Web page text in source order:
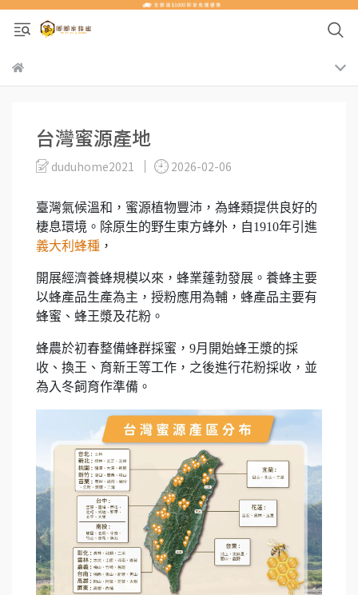
台灣蜜源產地
duduhome2021 2026-02-06
臺灣氣候溫和，蜜源植物豐沛，為蜂類提供良好的
棲息環境。除原生的野生東方蜂外，自1910年引進
義大利蜂種 ，
開展經濟養蜂規模以來，蜂業蓬勃發展。養蜂主要
以蜂產品生產為主，授粉應用為輔，蜂產品主要有
蜂蜜、蜂王漿及花粉。
蜂農於初春整備蜂群採蜜，9月開始蜂王漿的採
收、換王、育新王等工作，之後進行花粉採收，並
為入冬飼育作準備。